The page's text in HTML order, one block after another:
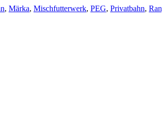
, Märka, Mischfutterwerk, PEG, Privatbahn,